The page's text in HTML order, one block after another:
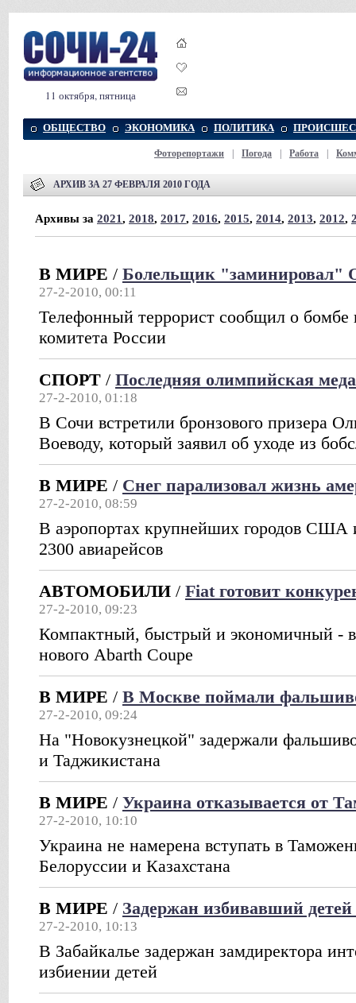
11 октября, пятница
ОБЩЕСТВО ЭКОНОМИКА ПОЛИТИКА
Фоторепортажи Погода Работа
АРХИВ ЗА 27 ФЕВРАЛЯ 2010 ГОДА
Архивы за 2021, 2018, 2017, 2016, 2015, 2014, 2013, 2012,
В МИРЕ / Болельщик "заминировал"
27-2-2010, 00:11
Телефонный террорист сообщил о бомбе
комитета России
СПОРТ / Последняя олимпийская
27-2-2010, 01:18
В Сочи встретили бронзового призера
Воеводу, который заявил об уходе из
В МИРЕ / Снег парализовал жизнь
27-2-2010, 08:59
В аэропортах крупнейших городов США
2300 авиарейсов
АВТОМОБИЛИ / Fiat готовит
27-2-2010, 09:23
Компактный, быстрый и экономичный -
нового Abarth Coupe
В МИРЕ / В Москве поймали
27-2-2010, 09:24
На "Новокузнецкой" задержали
и Таджикистана
В МИРЕ / Украина отказывается от
27-2-2010, 10:10
Украина не намерена вступать в
Белоруссии и Казахстана
В МИРЕ / Задержан избивавший детей
27-2-2010, 10:13
В Забайкалье задержан замдиректора
избиении детей